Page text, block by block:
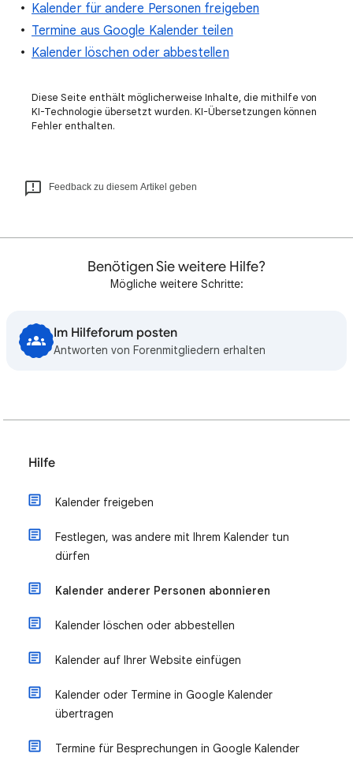
Kalender für andere Personen freigeben
Termine aus Google Kalender teilen
Kalender löschen oder abbestellen
Diese Seite enthält möglicherweise Inhalte, die mithilfe von
KI-Technologie übersetzt wurden. KI-Übersetzungen können
Fehler enthalten.
Feedback zu diesem Artikel geben
Benötigen Sie weitere Hilfe?
Mögliche weitere Schritte:
Im Hilfeforum posten
Antworten von Forenmitgliedern erhalten
Hilfe
Kalender freigeben
Festlegen, was andere mit Ihrem Kalender tun
dürfen
Kalender anderer Personen abonnieren
Kalender löschen oder abbestellen
Kalender auf Ihrer Website einfügen
Kalender oder Termine in Google Kalender
übertragen
Termine für Besprechungen in Google Kalender